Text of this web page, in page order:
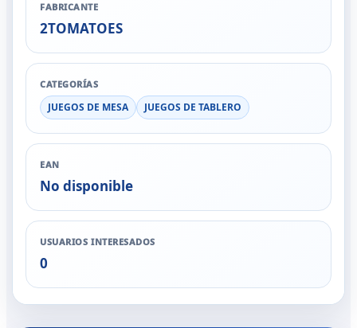
FABRICANTE
2TOMATOES
CATEGORÍAS
JUEGOS DE MESA JUEGOS DE TABLERO
EAN
No disponible
USUARIOS INTERESADOS
0